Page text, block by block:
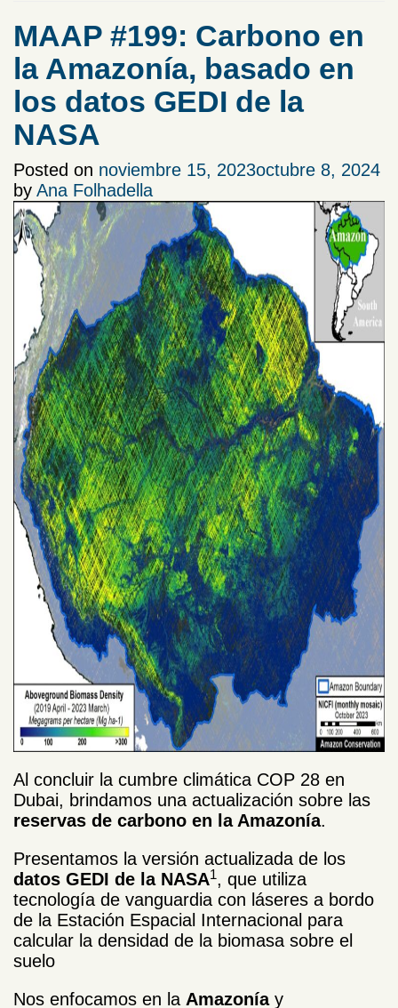
MAAP #199: Carbono en
la Amazonía, basado en
los datos GEDI de la
NASA
Posted on noviembre 15, 2023octubre 8, 2024
by Ana Folhadella
Al concluir la cumbre climática COP 28 en
Dubai, brindamos una actualización sobre las
reservas de carbono en la Amazonía.
Presentamos la versión actualizada de los
datos GEDI de la NASA1, que utiliza
tecnología de vanguardia con láseres a bordo
de la Estación Espacial Internacional para
calcular la densidad de la biomasa sobre el
suelo
Nos enfocamos en la Amazoníay